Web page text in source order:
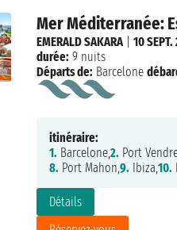
Mer Méditerranée:
Détails
EMERALD SAKARA| 10
durée: 9 nuits
Départs de: Barcelone
itinéraire:
1. Barcelone,2. Port
8. Port Mahon,9. Ibiza,10.